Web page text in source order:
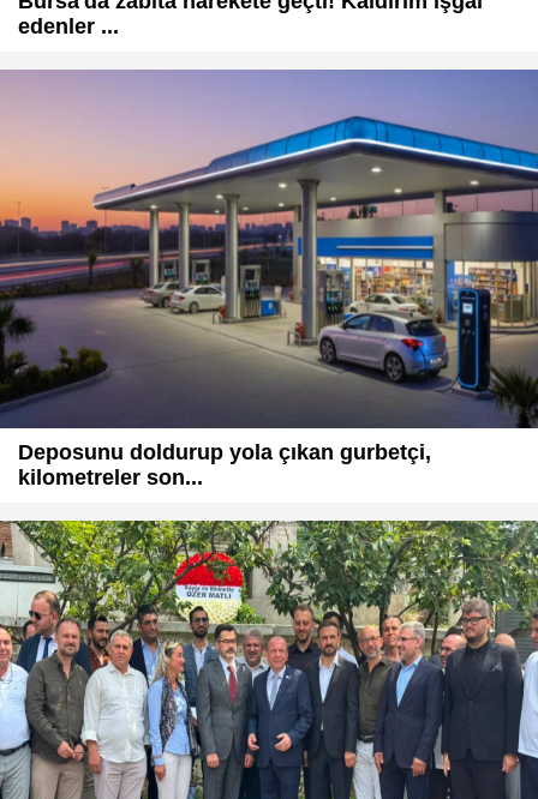
edenler ...
Deposunu doldurup yola çıkan gurbetçi,
kilometreler son...